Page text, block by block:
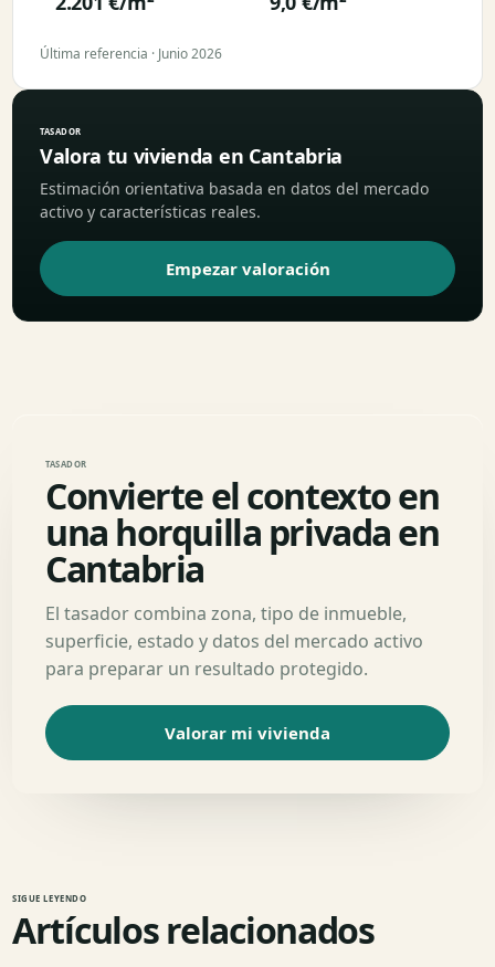
Última referencia · Junio 2026
TASADOR
Valora tu vivienda en Cantabria
Estimación orientativa basada en datos del mercado
activo y características reales.
Empezar valoración
TASADOR
Convierte el contexto en
una horquilla privada en
Cantabria
El tasador combina zona, tipo de inmueble,
superficie, estado y datos del mercado activo
para preparar un resultado protegido.
Valorar mi vivienda
SIGUE LEYENDO
Artículos relacionados